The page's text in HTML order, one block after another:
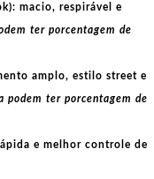
macio, respirável e
ter porcentagem de
amplo, estilo street e
podem ter porcentagem de
e melhor controle de